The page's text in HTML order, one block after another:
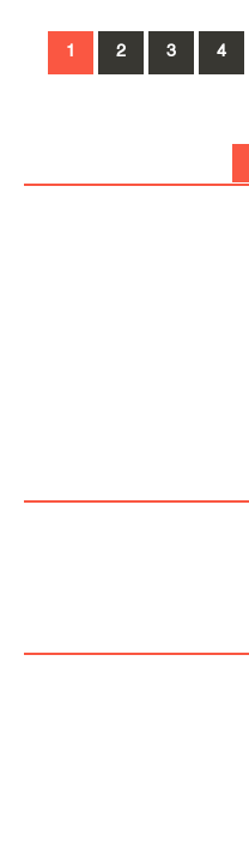
1 2 3 4